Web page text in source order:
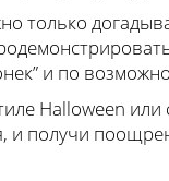
только
и по
Halloween или
и получи